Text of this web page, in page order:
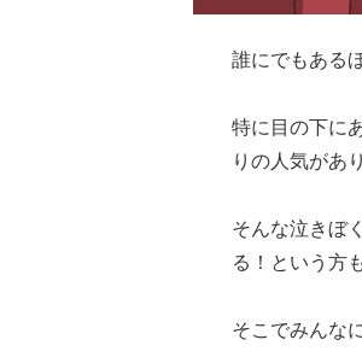
誰にでもある
特に目の下に
りの人気があ
そんな泣きぼ
る！という方
そこでみんな